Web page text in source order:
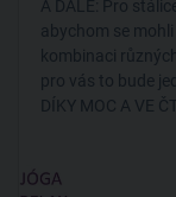
A DÁLE: Pro
abychom se
kombinaci
pro vás to bude
DÍKY MOC A VE